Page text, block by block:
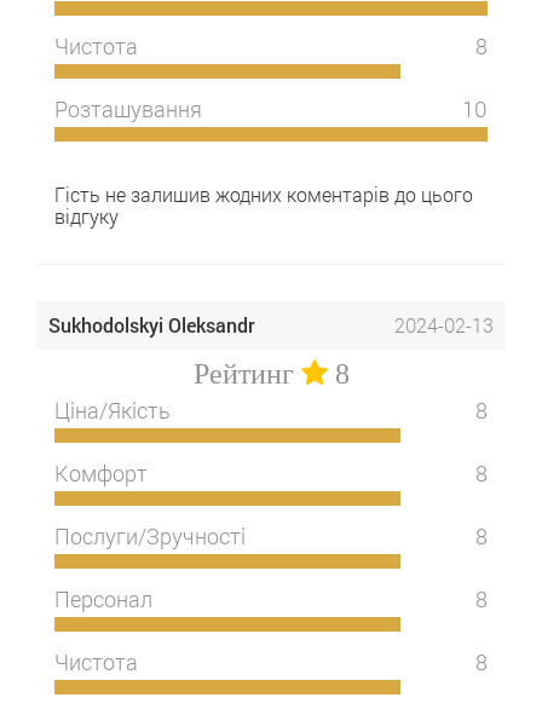
Чистота 8
Розташування 10
Гість не залишив жодних коментарів до цього
відгуку
Sukhodolskyi Oleksandr 2024-02-13
Рейтинг 8
Ціна/Якість 8
Комфорт 8
Послуги/Зручності 8
Персонал 8
Чистота 8